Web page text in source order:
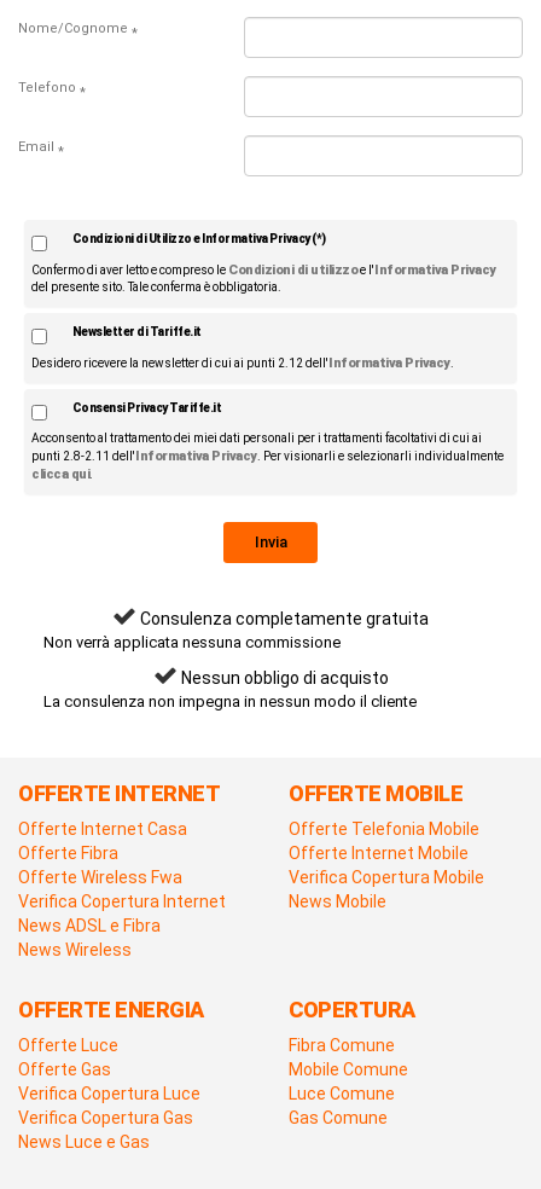
Nome/Cognome *
Telefono *
Email *
Condizioni di Utilizzo e Informativa Privacy (*)
Confermo di aver letto e compreso le Condizioni di utilizzoe l' Informativa Privacy
del presente sito. Tale conferma è obbligatoria.
Newsletter di Tariffe.it
Desidero ricevere la newsletter di cui ai punti 2.12 dell' Informativa Privacy.
Consensi Privacy Tariffe.it
Acconsento al trattamento dei miei dati personali per i trattamenti facoltativi di cui ai
punti 2.8-2.11 dell' Informativa Privacy. Per visionarli e selezionarli individualmente
clicca qui.
Consulenza completamente gratuita
Non verrà applicata nessuna commissione
Nessun obbligo di acquisto
La consulenza non impegna in nessun modo il cliente
OFFERTE INTERNET
Offerte Internet Casa
Offerte Fibra
Offerte Wireless Fwa
Verifica Copertura Internet
News ADSL e Fibra
News Wireless
OFFERTE MOBILE
Offerte Telefonia Mobile
Offerte Internet Mobile
Verifica Copertura Mobile
News Mobile
OFFERTE ENERGIA
Offerte Luce
Offerte Gas
Verifica Copertura Luce
Verifica Copertura Gas
News Luce e Gas
COPERTURA
Fibra Comune
Mobile Comune
Luce Comune
Gas Comune